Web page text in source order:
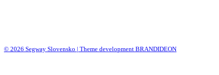
© 2026 Segway Slovensko | Theme development BRANDIDEON